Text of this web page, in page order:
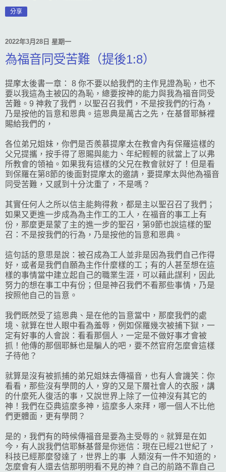
分享
2022年3月28日 星期一
為福音同受苦難（提後1:8）
提摩太後書一章： 8 你不要以給我們的主作見證為恥，也不
要以我這為主被囚的為恥，總要按神的能力與我為福音同受
苦難。9 神救了我們，以聖召召我們，不是按我們的行為，
乃是按他的旨意和恩典。這恩典是萬古之先，在基督耶穌裡
賜給我們的，
各位弟兄姐妹，你們是否羨慕提摩太在教會內有保羅這樣的
父兄提攜，按手得了恩賜與能力、年紀輕輕的就當上了以弗
所教會的領袖。如果我有這樣的父兄在教會就好了！但是看
到保羅在第8節的後面對提摩太的邀請，要提摩太與他為福音
同受苦難，又感到十分沈重了，不是嗎？
其實任何人之所以信主能夠得救，都是主以聖召召了我們；
如果又更進一步成為為主作工的工人，在福音的事工上有
份，那麼更是蒙了主的進一步的聖召，第9節也說這樣的聖
召：不是按我們的行為，乃是按他的旨意和恩典。
這句話的意思是說：被召成為工人並非是因為我們自己作得
好，或者是我們自願為主作什麼樣的工；有的人甚至想在這
樣的事情當中建立起自己的職業生涯，可以藉此謀利，因此
努力的想在事工中有份；但是神召我們不看那些事情，乃是
按照他自己的旨意。
我們既然受了這恩典、是在他的旨意當中，那麼我們的處
境、就算在世人眼中看為羞辱，例如保羅幾次被捕下獄，一
定有好事的人會說：看看那個人，一定是不做好事才會被
抓！他傳的那個耶穌也是騙人的吧，要不然官府怎麼會這樣
子待他？
就算是沒有被抓捕的弟兄姐妹去傳福音，也有人會譏笑：你
看看，那些沒有學問的人，穿的又是下層社會人的衣服，講
的什麼死人復活的事，又說世界上除了一位神沒有其它的
神！我們在亞典這麼多神，這麼多人來拜，哪一個人不比他
們更體面，更有學問？
是的，我們有的時候傳福音是要為主受辱的。就算是在如
今，有人說我們信耶穌基督是你迷信：現在已經21世紀了，
科技已經那麼發達了，世界上的事 人類沒有一件不知道的，
怎麼會有人還去信那明明看不見的神？自己的前路不靠自己